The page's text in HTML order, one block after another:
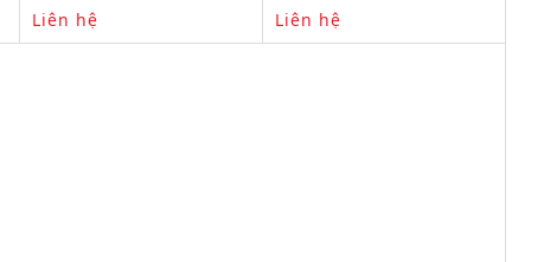
Liên hệ Liên hệ